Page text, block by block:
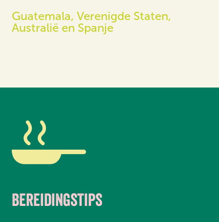
Guatemala, Verenigde Staten,
Australië en Spanje
Bereidingstips